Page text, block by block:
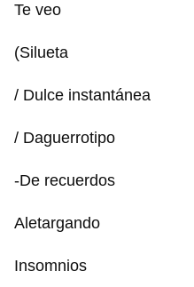
iniciar sesión con tu
Te veo
(Silueta
/ Dulce instantánea
/ Daguerrotipo
-De recuerdos
Aletargando
Insomnios